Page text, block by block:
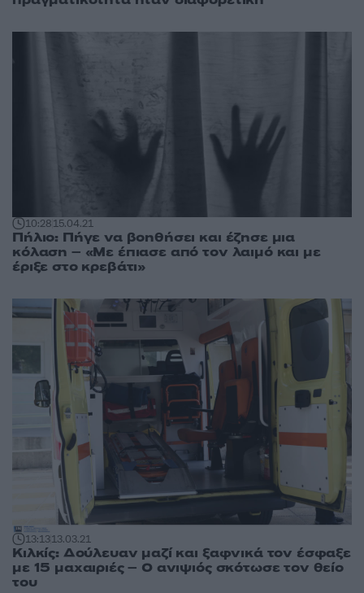
10:2815.04.21
Πήλιο: Πήγε να βοηθήσει και έζησε μια
κόλαση – «Με έπιασε από τον λαιμό και με
έριξε στο κρεβάτι»
13:1313.03.21
Κιλκίς: Δούλευαν μαζί και ξαφνικά τον έσφαξε
με 15 μαχαιριές – O ανιψιός σκότωσε τον θείο
του